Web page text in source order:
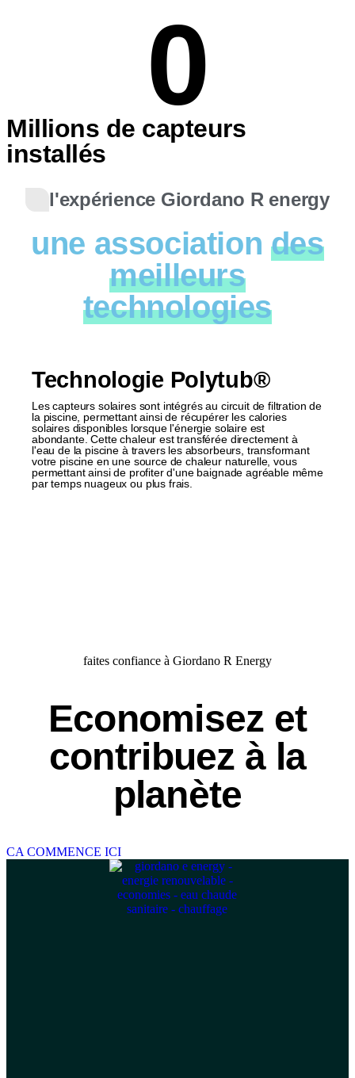
0
Millions de capteurs
installés
l'expérience Giordano R energy
une association des
meilleurs
technologies
Technologie Polytub®
Les capteurs solaires sont intégrés au circuit de filtration de
la piscine, permettant ainsi de récupérer les calories
solaires disponibles lorsque l'énergie solaire est
abondante. Cette chaleur est transférée directement à
l'eau de la piscine à travers les absorbeurs, transformant
votre piscine en une source de chaleur naturelle, vous
permettant ainsi de profiter d'une baignade agréable même
par temps nuageux ou plus frais.
faites confiance à Giordano R Energy
Economisez et
contribuez à la
planète
CA COMMENCE ICI